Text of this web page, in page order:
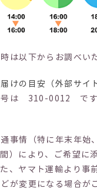
は以下からお調べい
けの目安（外部サイト
号は 310-0012 です
事情（特に年末年始
）により、ご希望に
、ヤマト運輸より事
が変更になる場合が